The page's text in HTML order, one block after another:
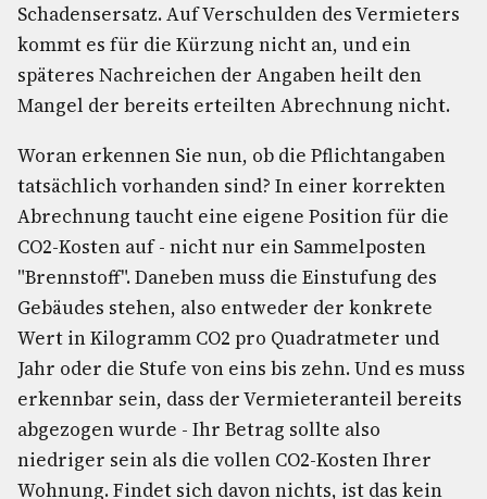
Schadensersatz. Auf Verschulden des Vermieters
kommt es für die Kürzung nicht an, und ein
späteres Nachreichen der Angaben heilt den
Mangel der bereits erteilten Abrechnung nicht.
Woran erkennen Sie nun, ob die Pflichtangaben
tatsächlich vorhanden sind? In einer korrekten
Abrechnung taucht eine eigene Position für die
CO2-Kosten auf - nicht nur ein Sammelposten
"Brennstoff". Daneben muss die Einstufung des
Gebäudes stehen, also entweder der konkrete
Wert in Kilogramm CO2 pro Quadratmeter und
Jahr oder die Stufe von eins bis zehn. Und es muss
erkennbar sein, dass der Vermieteranteil bereits
abgezogen wurde - Ihr Betrag sollte also
niedriger sein als die vollen CO2-Kosten Ihrer
Wohnung. Findet sich davon nichts, ist das kein